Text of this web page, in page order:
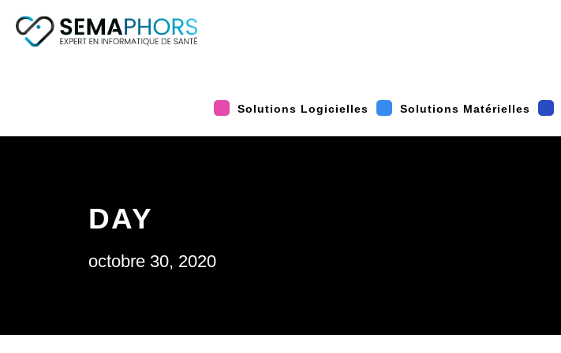
Solutions Logicielles Solutions Matérielles
DAY
octobre 30, 2020